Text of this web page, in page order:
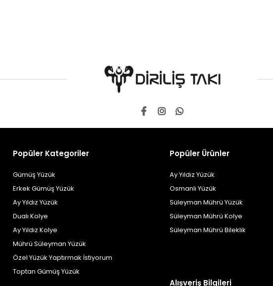
Popüler Kategoriler
Gümüş Yüzük
Erkek Gümüş Yüzük
Ay Yıldız Yüzük
Dualı Kolye
Ay Yıldız Kolye
Mührü Süleyman Yüzük
Özel Yüzük Yaptırmak İstiyorum
Toptan Gümüş Yüzük
Popüler Ürünler
Ay Yıldız Yüzük
Osmanlı Yüzük
Süleyman Mührü Yüzük
Süleyman Mührü Kolye
Süleyman Mührü Bileklik
Alışveriş Bilgileri